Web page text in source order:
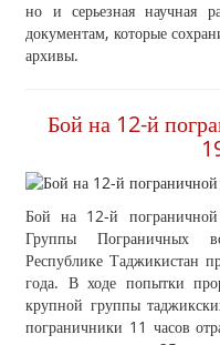
но и серьезная научная
документам, которые
архивы.
Бой на 12-й
Бой на 12-й пограничной
Группы Пограничных
Республике Таджикистан
года. В ходе попытки
крупной группы
пограничники 11 часов